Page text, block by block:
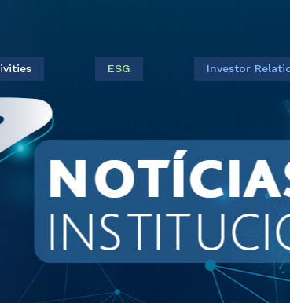
ESG Investor